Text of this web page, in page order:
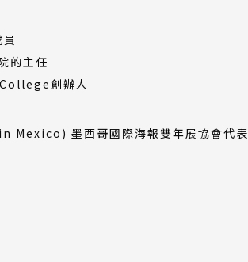
的主任
創辦人
墨西哥國際海報雙年展協會代表